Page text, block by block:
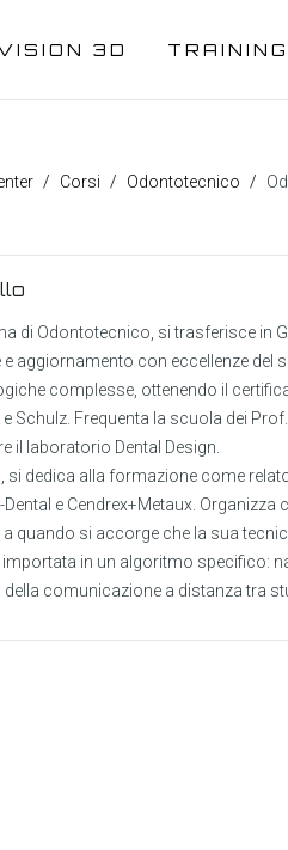
3D
Corsi Odontotecnico
di Odontotecnico, si trasferisce in
aggiornamento con eccellenze del
complesse, ottenendo il
Schulz. Frequenta la scuola dei
il laboratorio Dental Design.
si dedica alla formazione come
e Cendrex+Metaux.
quando si accorge che la sua
in un algoritmo specifico:
comunicazione a distanza tra